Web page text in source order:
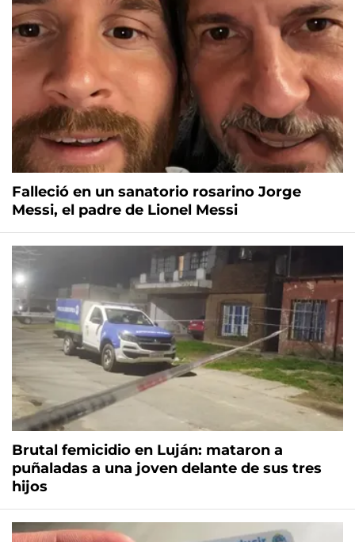
Falleció en un sanatorio rosarino Jorge
Messi, el padre de Lionel Messi
Brutal femicidio en Luján: mataron a
puñaladas a una joven delante de sus tres
hijos